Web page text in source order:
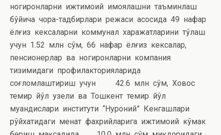
ногиронларни ижтимоий ҳимоялашни таъминлаш
бўйича чора-тадбирлари режаси асосида 49 нафар
ёлғиз кексаларни коммунал харажатларини тўлаш
учун 1.52 млн сўм, 66 нафар ёлғиз кексалар,
пенсионерлар ва ногиронларни компания
тизимидаги профилакторияларида
соғломлаштириш учун 42.6 млн сўм, Ховос
темир йўл узели ва Тошкент темир йўл
муҳандислари институти “Нуроний” Кенгашлари
рўйхатидаги меҳнат фахрийларига ижтимоий кўмак